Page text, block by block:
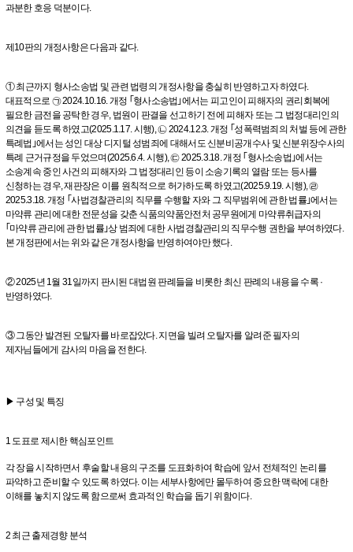
과분한 호응 덕분이다.
제10판의 개정사항은 다음과 같다.
① 최근까지 형사소송법 및 관련 법령의 개정사항을 충실히 반영하고자 하였다.
대표적으로 ㉠ 2024.10.16. 개정 ｢형사소송법｣에서는 피고인이 피해자의 권리회복에
필요한 금전을 공탁한 경우, 법원이 판결을 선고하기 전에 피해자 또는 그 법정대리인의
의견을 듣도록 하였고(2025.1.17. 시행), ㉡ 2024.12.3. 개정 ｢성폭력범죄의 처벌 등에 관한
특례법｣에서는 성인 대상 디지털 성범죄에 대해서도 신분비공개수사 및 신분위장수사의
특례 근거규정을 두었으며(2025.6.4. 시행), ㉢ 2025.3.18. 개정 ｢형사소송법｣에서는
소송계속 중인 사건의 피해자와 그 법정대리인 등이 소송기록의 열람 또는 등사를
신청하는 경우, 재판장은 이를 원칙적으로 허가하도록 하였고(2025.9.19. 시행), ㉣
2025.3.18. 개정 ｢사법경찰관리의 직무를 수행할 자와 그 직무범위에 관한 법률｣에서는
마약류 관리에 대한 전문성을 갖춘 식품의약품안전처 공무원에게 마약류취급자의
｢마약류 관리에 관한 법률｣상 범죄에 대한 사법경찰관리의 직무수행 권한을 부여하였다.
본 개정판에서는 위와 같은 개정사항을 반영하여야만 했다.
② 2025년 1월 31일까지 판시된 대법원 판례들을 비롯한 최신 판례의 내용을 수록 ·
반영하였다.
③ 그동안 발견된 오탈자를 바로잡았다. 지면을 빌려 오탈자를 알려준 필자의
제자님들에게 감사의 마음을 전한다.
▶ 구성 및 특징
1 도표로 제시한 핵심포인트
각 장을 시작하면서 후술할 내용의 구조를 도표화하여 학습에 앞서 전체적인 논리를
파악하고 준비할 수 있도록 하였다. 이는 세부사항에만 몰두하여 중요한 맥락에 대한
이해를 놓치지 않도록 함으로써 효과적인 학습을 돕기 위함이다.
2 최근 출제경향 분석